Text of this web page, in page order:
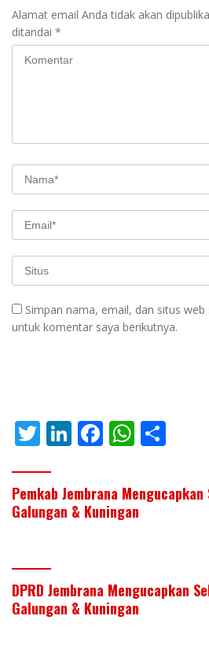
Alamat email Anda tidak akan
ditandai *
Simpan nama, email, dan situs
untuk komentar saya berikutnya.
T
itt
er
Li
k
e
F
e
b
k
W
at
s
p
ar
e
Pemkab Jembrana
Galungan & Kuningan
DPRD Jembrana Mengucapkan
Galungan & Kuningan